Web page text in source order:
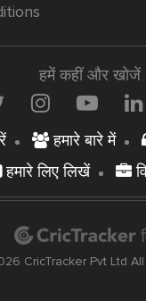
हमें कहीं और खोजें
हमारे बारे में
हमारे लिए लिखें
CricTracker Pvt Ltd